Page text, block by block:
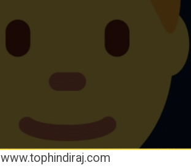
www.tophindiraj.com